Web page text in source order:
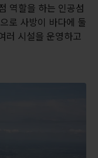
역할을 하는 인공섬
로 사방이 바다에 둘
러 시설을 운영하고